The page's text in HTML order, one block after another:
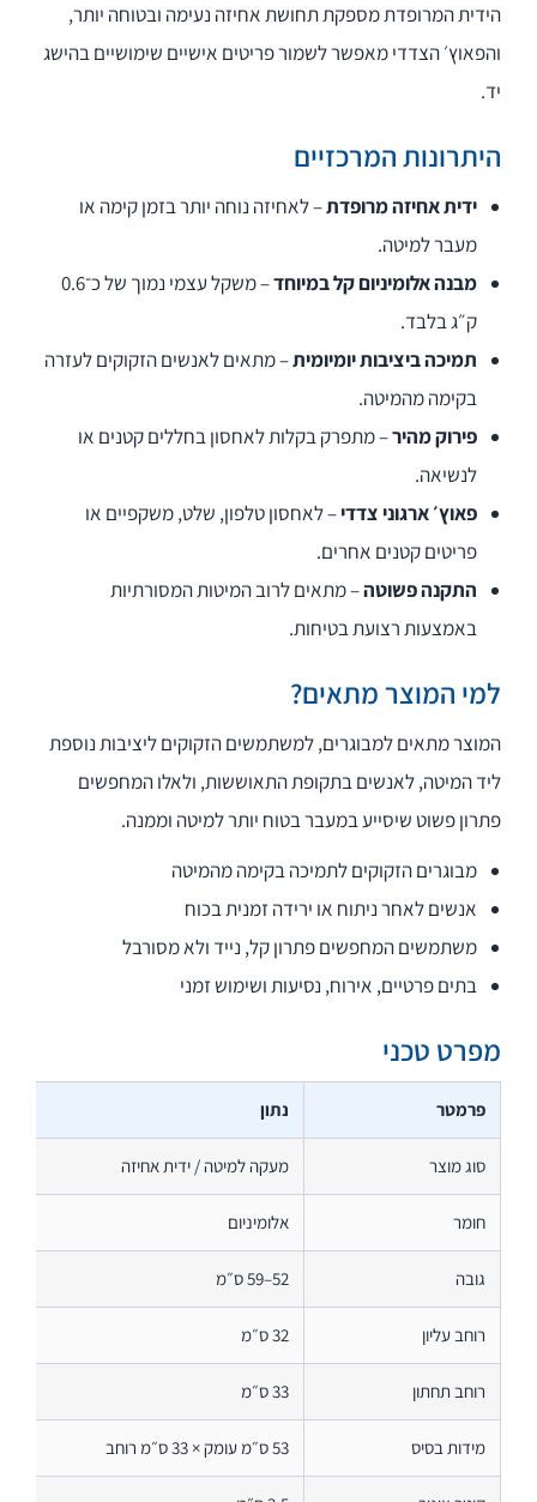
הידית המרופדת מספקת תחושת אחיזה נעימה ובטוחה יותר,
והפאוץ׳ הצדדי מאפשר לשמור פריטים אישיים שימושיים בהישג
יד.
היתרונות המרכזיים
ידית אחיזה מרופדת– לאחיזה נוחה יותר בזמן קימה או
מעבר למיטה.
מבנה אלומיניום קל במיוחד
– משקל עצמי נמוך של כ־0.6
ק״ג בלבד.
תמיכה ביציבות יומיומית– מתאים לאנשים הזקוקים לעזרה
בקימה מהמיטה.
פירוק מהיר– מתפרק בקלות לאחסון בחללים קטנים או
לנשיאה.
פאוץ׳ ארגוני צדדי– לאחסון טלפון, שלט, משקפיים או
פריטים קטנים אחרים.
התקנה פשוטה– מתאים לרוב המיטות המסורתיות
באמצעות רצועת בטיחות.
למי המוצר מתאים?
המוצר מתאים למבוגרים, למשתמשים הזקוקים ליציבות נוספת
ליד המיטה, לאנשים בתקופת התאוששות, ולאלו המחפשים
פתרון פשוט שיסייע במעבר בטוח יותר למיטה וממנה.
מבוגרים הזקוקים לתמיכה בקימה מהמיטה
אנשים לאחר ניתוח או ירידה זמנית בכוח
משתמשים המחפשים פתרון קל, נייד ולא מסורבל
בתים פרטיים, אירוח, נסיעות ושימוש זמני
מפרט טכני
פרמטר נתון
סוג מוצר מעקה למיטה / ידית אחיזה
חומר אלומיניום
גובה 52–59 ס״מ
רוחב עליון 32 ס״מ
רוחב תחתון 33 ס״מ
מידות בסיס 53 ס״מ עומק × 33 ס״מ רוחב